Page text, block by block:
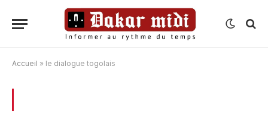
Accueil » le dialogue togolais